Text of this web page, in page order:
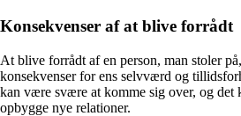
Konsekvenser af at blive forrådt
At blive forrådt af en person, man stoler
konsekvenser for ens selvværd og
kan være svære at komme sig over, og det
opbygge nye relationer.